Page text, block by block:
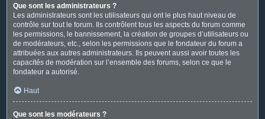
Que sont les administrateurs ?
Les administrateurs sont les utilisateurs qui ont le plus haut niveau de
contrôle sur tout le forum. Ils contrôlent tous les aspects du forum comme
les permissions, le bannissement, la création de groupes d’utilisateurs ou
de modérateurs, etc., selon les permissions que le fondateur du forum a
attribuées aux autres administrateurs. Ils peuvent aussi avoir toutes les
capacités de modération sur l’ensemble des forums, selon ce que le
fondateur a autorisé.
Haut
Que sont les modérateurs ?